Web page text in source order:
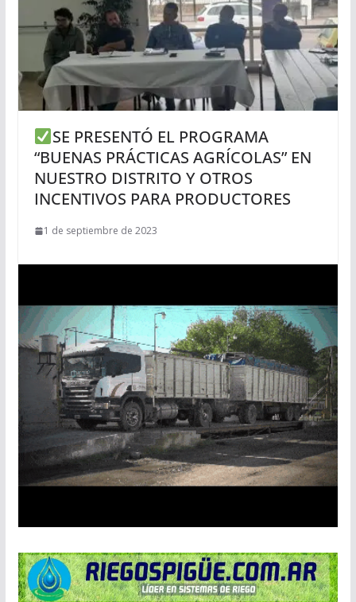
SE PRESENTÓ EL PROGRAMA
“BUENAS PRÁCTICAS AGRÍCOLAS” EN
NUESTRO DISTRITO Y OTROS
INCENTIVOS PARA PRODUCTORES
1 de septiembre de 2023